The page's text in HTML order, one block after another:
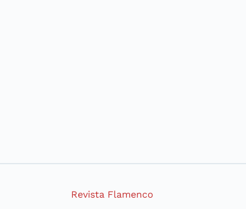
Revista Flamenco